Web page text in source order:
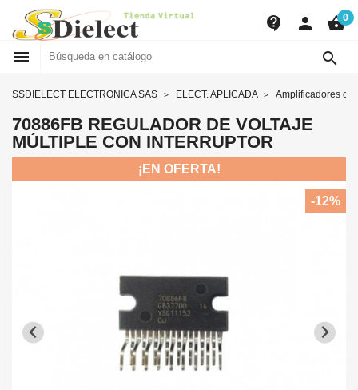
contact_support person shopping_basket0
 
SSDIELECT ELECTRONICA SAS ELECT. APLICADA Amplificadores de
70886FB REGULADOR DE VOLTAJE
MÚLTIPLE CON INTERRUPTOR
¡EN OFERTA!
-12%